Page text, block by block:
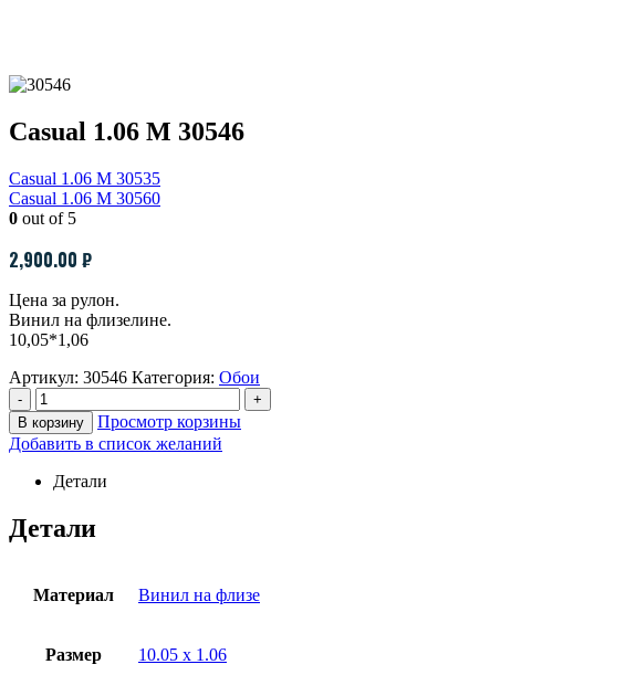
Casual 1.06 M 30546
Casual 1.06 M 30535
Casual 1.06 M 30560
0 out of 5
2,900.00 ₽
Цена за рулон.
Винил на флизелине.
10,05*1,06
Артикул: 30546 Категория: Обои
-
+
В корзину
Просмотр корзины
Добавить в список желаний
Детали
Детали
Материал Винил на флизе
Размер 10.05 х 1.06